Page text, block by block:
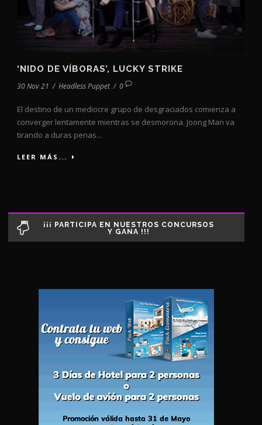
‘NIDO DE VÍBORAS’, LUCKY STRIKE
30 Nov 21 / Headless Puppet / 0
El destino de un mediocre grupo de desgraciados comienza a
converger lentamente mientras se desmorona. Joong Man va
tirando a duras penas...
LEER MÁS...
¡¡¡ PARTICIPA EN NUESTROS CONCURSOS
Y GANA !!!